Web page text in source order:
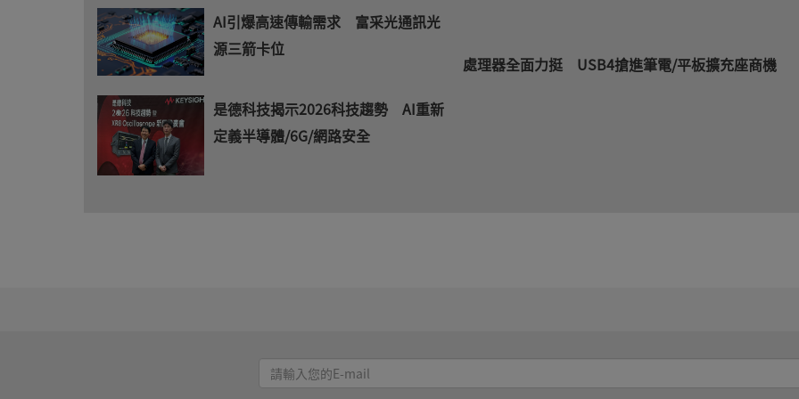
AI引爆高速傳輸需求 富采光通訊光
源三箭卡位
是德科技揭示2026科技趨勢 AI重新
定義半導體/6G/網路安全
處理器全面力挺 USB4搶進筆電/
請
輸